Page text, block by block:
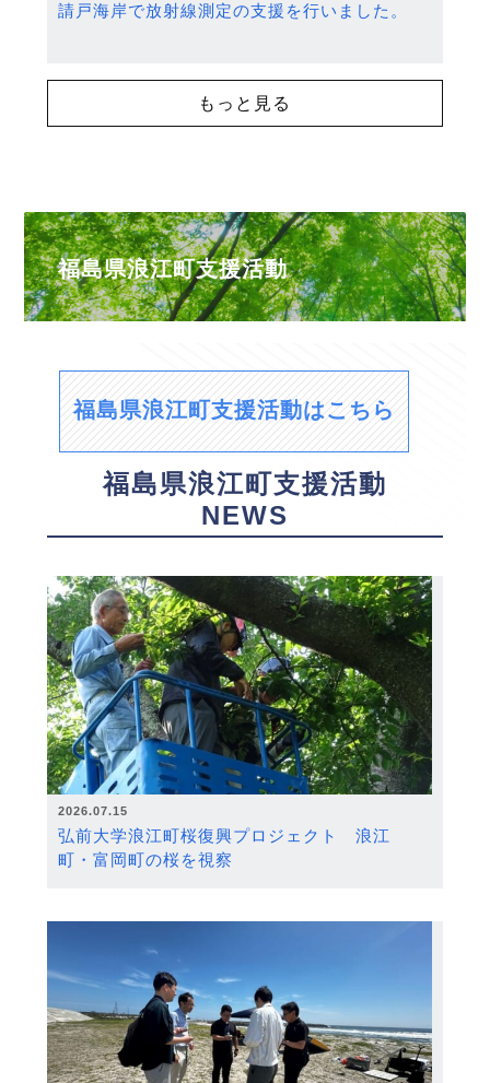
請戸海岸で放射線測定の支援を行いました。
もっと見る
福島県浪江町支援活動
福島県浪江町支援活動はこちら
福島県浪江町支援活動
NEWS
2026.07.15
弘前大学浪江町桜復興プロジェクト 浪江
町・富岡町の桜を視察